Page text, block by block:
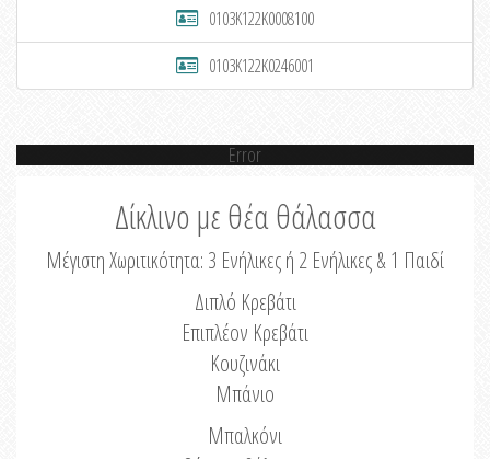
0103K122K0008100
0103K122K0246001
Error
Δίκλινο με θέα θάλασσα
Μέγιστη Χωριτικότητα: 3 Ενήλικες ή 2 Ενήλικες & 1 Παιδί
Διπλό Κρεβάτι
Επιπλέον Κρεβάτι
Κουζινάκι
Μπάνιο
Μπαλκόνι